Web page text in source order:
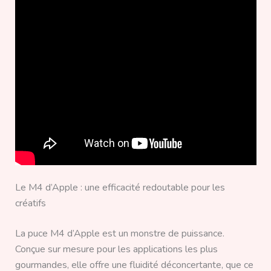
Le M4 d’Apple : une efficacité redoutable pour les
créatifs
La puce M4 d’Apple est un monstre de puissance.
Conçue sur mesure pour les applications les plus
gourmandes, elle offre une fluidité déconcertante, que ce